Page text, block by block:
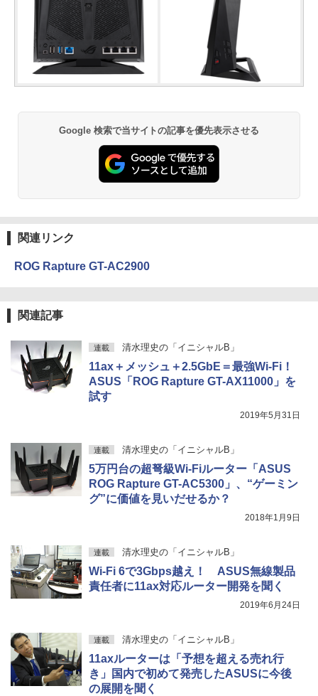
Google 検索で当サイトの記事を優先表示させる
関連リンク
ROG Rapture GT-AC2900
関連記事
連載 清水理史の「イニシャルB」
11ax＋メッシュ＋2.5GbE＝最強Wi-Fi！
ASUS「ROG Rapture GT-AX11000」を
試す
2019年5月31日
連載 清水理史の「イニシャルB」
5万円台の超弩級Wi-Fiルーター「ASUS
ROG Rapture GT-AC5300」、“ゲーミン
グ”に価値を見いだせるか？
2018年1月9日
連載 清水理史の「イニシャルB」
Wi-Fi 6で3Gbps越え！ ASUS無線製品
責任者に11ax対応ルーター開発を聞く
2019年6月24日
連載 清水理史の「イニシャルB」
11axルーターは「予想を超える売れ行
き」国内で初めて発売したASUSに今後
の展開を聞く